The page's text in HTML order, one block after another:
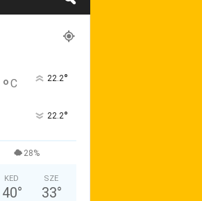
°C 22.2°
22.2°
28%
KED
40°
SZE
33°